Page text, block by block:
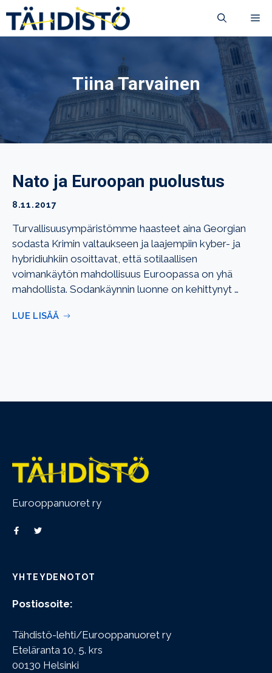
sisältöön
Tiina Tarvainen
Nato ja Euroopan puolustus
8.11.2017
Turvallisuusympäristömme haasteet aina Georgian
sodasta Krimin valtaukseen ja laajempiin kyber- ja
hybridiuhkiin osoittavat, että sotilaallisen
voimankäytön mahdollisuus Euroopassa on yhä
mahdollista. Sodankäynnin luonne on kehittynyt …
LUE LISÄÄ
Eurooppanuoret ry
YHTEYDENOTOT
Postiosoite:
Tähdistö-lehti/Eurooppanuoret ry
Eteläranta 10, 5. krs
00130 Helsinki